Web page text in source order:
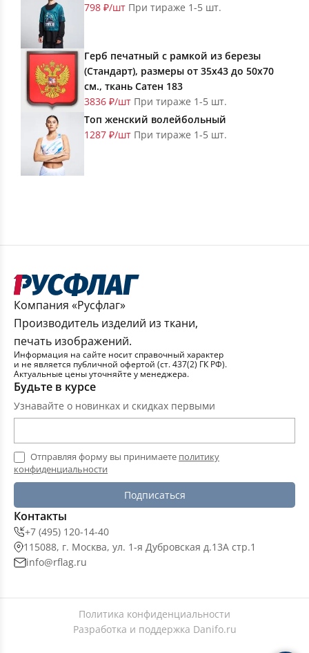
798 ₽/шт При тираже 1-5 шт.
Герб печатный с рамкой из березы
(Стандарт), размеры от 35х43 до 50х70
см., ткань Сатен 183
3836 ₽/шт При тираже 1-5 шт.
Топ женский волейбольный
1287 ₽/шт При тираже 1-5 шт.
Компания «Русфлаг»
Производитель изделий из ткани,
печать изображений.
Информация на сайте носит справочный характер
и не является публичной офертой (ст. 437(2) ГК РФ).
Актуальные цены уточняйте у менеджера.
Будьте в курсе
Узнавайте о новинках и скидках первыми
Отправляя форму вы принимаете политику
конфиденциальности
Подписаться
Контакты
+7 (495) 120-14-40
115088, г. Москва, ул. 1-я Дубровская д.13А стр.1
info@rflag.ru
Политика конфиденциальности
Разработка и поддержка Danifo.ru